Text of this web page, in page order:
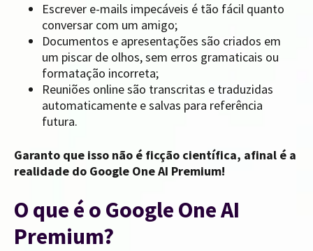
Escrever e-mails impecáveis ​​é tão fácil quanto
conversar com um amigo;
Documentos e apresentações são criados em
um piscar de olhos, sem erros gramaticais ou
formatação incorreta;
Reuniões online são transcritas e traduzidas
automaticamente e salvas para referência
futura.
Garanto que isso não é ficção científica, afinal é a
realidade do Google One AI Premium!
O que é o Google One AI
Premium?